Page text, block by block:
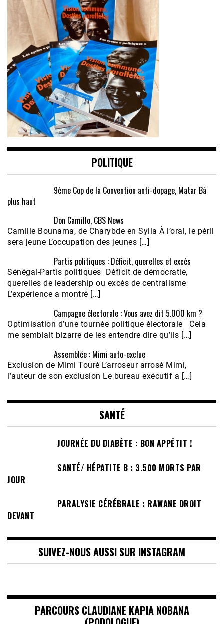
POLITIQUE
9ème Cop de la Convention anti-dopage, Matar Bâ
plus haut
Don Camillo, CBS News
Camille Bounama, de Charybde en Sylla À l’oral, le péril
sera jeune L’occupation des jeunes […]
Partis politiques : Déficit, querelles et excès
Sénégal-Partis politiques Déficit de démocratie,
querelles de leadership ou excès de centralisme
L’expérience a montré […]
Campagne électorale : Vous avez dit 5.000 km ?
Optimisation d’une tournée politique électorale Cela
me semblait bizarre de les entendre dire qu’ils […]
Assemblée : Mimi auto-exclue
Exclusion de Mimi Touré L’arroseur arrosé Mimi,
l’auteur de son exclusion Le bureau exécutif a […]
SANTÉ
JOURNÉE DU DIABÈTE : BON APPÉTIT !
SANTÉ/ HÉPATITE B : 3.500 MORTS PAR
JOUR
PARALYSIE CÉRÉBRALE : RAWANE DROIT
DEVANT
SUIVEZ-NOUS AUSSI SUR INSTAGRAM
PARCOURS CLAUDIANE KAPIA NOBANA